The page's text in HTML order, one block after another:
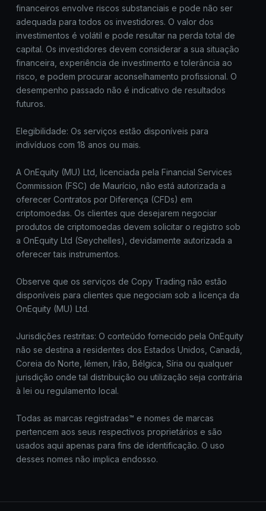
financeiros envolve riscos substanciais e pode não ser
adequada para todos os investidores. O valor dos
investimentos é volátil e pode resultar na perda total de
capital. Os investidores devem considerar a sua situação
financeira, experiência de investimento e tolerância ao
risco, e podem procurar aconselhamento profissional. O
desempenho passado não é indicativo de resultados
futuros.
Elegibilidade: Os serviços estão disponíveis para
indivíduos com 18 anos ou mais.
A OnEquity (MU) Ltd, licenciada pela Financial Services
Commission (FSC) de Maurício, não está autorizada a
oferecer Contratos por Diferença (CFDs) em
criptomoedas. Os clientes que desejarem negociar
produtos de criptomoedas devem solicitar o registro sob
a OnEquity Ltd (Seychelles), devidamente autorizada a
oferecer tais instrumentos.
Observe que os serviços de Copy Trading não estão
disponíveis para clientes que negociam sob a licença da
OnEquity (MU) Ltd.
Jurisdições restritas: O conteúdo fornecido pela OnEquity
não se destina a residentes dos Estados Unidos, Canadá,
Coreia do Norte, Iémen, Irão, Bélgica, Síria ou qualquer
jurisdição onde tal distribuição ou utilização seja contrária
à lei ou regulamento local.
Todas as marcas registradas™ e nomes de marcas
pertencem aos seus respectivos proprietários e são
usados aqui apenas para fins de identificação. O uso
desses nomes não implica endosso.